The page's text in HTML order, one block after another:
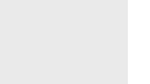
que su expediente de
de no revelación.